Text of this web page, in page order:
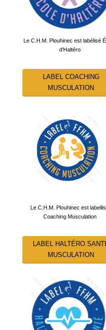
Le C.H.M. Plouhinec est labélisé
d'Haltéro
LABEL COACHING
MUSCULATION
Le C.H.M. Plouhinec est
Coaching Musculation
LABEL HALTÉRO
MUSCULATION